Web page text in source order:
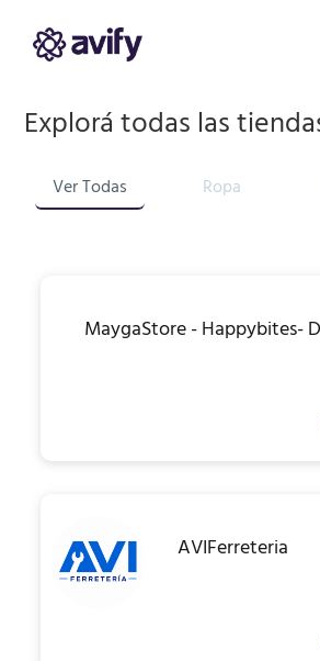
Explorá todas las
Ver Todas Ropa
MaygaStore - Happybites-
AVIFerreteria